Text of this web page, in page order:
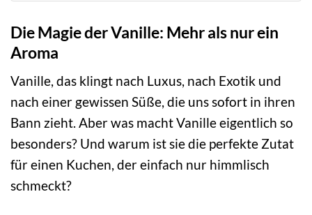
Die Magie der Vanille: Mehr als nur ein
Aroma
Vanille, das klingt nach Luxus, nach Exotik und
nach einer gewissen Süße, die uns sofort in ihren
Bann zieht. Aber was macht Vanille eigentlich so
besonders? Und warum ist sie die perfekte Zutat
für einen Kuchen, der einfach nur himmlisch
schmeckt?